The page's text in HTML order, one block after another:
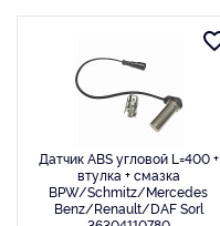
Датчик ABS угловой L=400 +
втулка + смазка
BPW/Schmitz/Mercedes
Benz/Renault/DAF Sorl